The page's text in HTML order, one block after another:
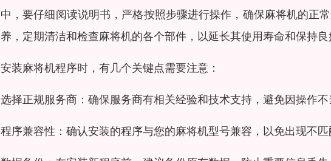
中，要仔细阅读说明书，严格按照步骤进行操作，确保麻将机的正
养，定期清洁和检查麻将机的各个部件，以延长其使用寿命和保持良
安装麻将机程序时，有几个关键点需要注意：
选择正规服务商：确保服务商有相关经验和技术支持，避免因操作不
程序兼容性：确认安装的程序与您的麻将机型号兼容，以免出现不匹